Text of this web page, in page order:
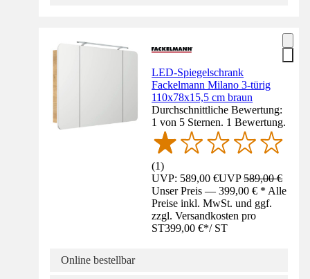
LED-Spiegelschrank
Fackelmann Milano 3-türig
110x78x15,5 cm braun
Durchschnittliche Bewertung:
1 von 5 Sternen. 1 Bewertung.
(1)
UVP: 589,00 €UVP589,00 €
Unser Preis — 399,00 € * Alle
Preise inkl. MwSt. und ggf.
zzgl. Versandkosten pro
ST399,00 €*/ ST
Online bestellbar